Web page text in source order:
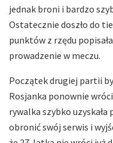
jednak broni i bardzo
Ostatecznie doszło do
punktów z rzędu
prowadzenie w meczu.
Początek drugiej partii
Rosjanka ponownie
rywalka szybko
obronić swój serwis i